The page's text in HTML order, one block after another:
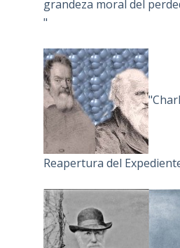
grandeza moral del
"
Reapertura del